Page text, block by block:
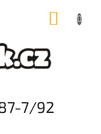
7/92